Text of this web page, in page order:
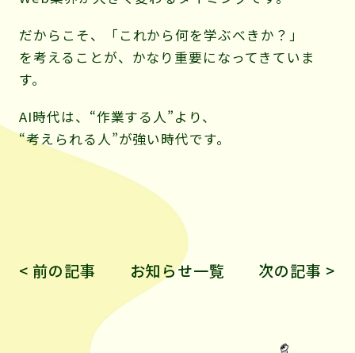
だからこそ、「これから何を学ぶべきか？」
を考えることが、かなり重要になってきていま
す。
AI時代は、“作業する人”より、
“考えられる人”が強い時代です。
< 前の記事 お知らせ一覧 次の記事 >